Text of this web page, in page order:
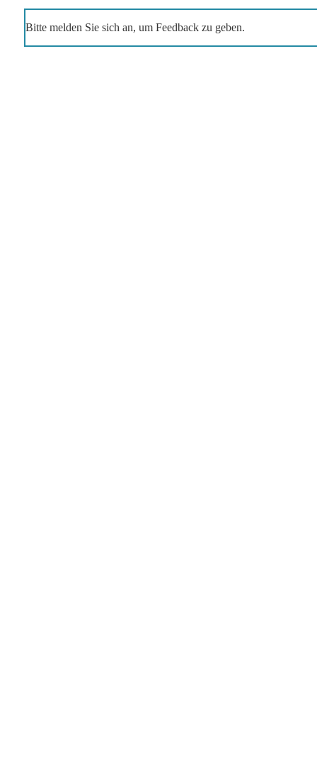
Bitte melden Sie sich an, um Feedback zu geben.